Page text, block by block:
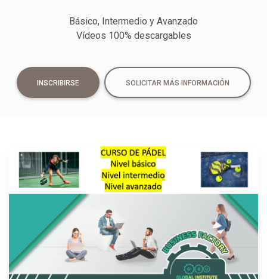
Básico, Intermedio y Avanzado
Vídeos 100% descargables
INSCRIBIRSE SOLICITAR MÁS INFORMACIÓN